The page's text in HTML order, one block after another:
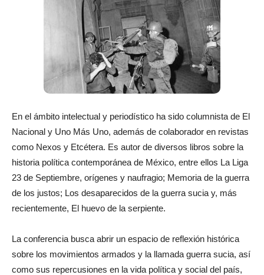
En el ámbito intelectual y periodístico ha sido columnista de El
Nacional y Uno Más Uno, además de colaborador en revistas
como Nexos y Etcétera. Es autor de diversos libros sobre la
historia política contemporánea de México, entre ellos La Liga
23 de Septiembre, orígenes y naufragio; Memoria de la guerra
de los justos; Los desaparecidos de la guerra sucia y, más
recientemente, El huevo de la serpiente.
La conferencia busca abrir un espacio de reflexión histórica
sobre los movimientos armados y la llamada guerra sucia, así
como sus repercusiones en la vida política y social del país,